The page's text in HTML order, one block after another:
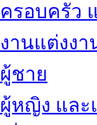
ครอบครัว
งานแต่งง
ผู้ชาย
ผู้หญิง แล